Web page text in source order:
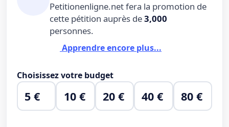
Petitionenligne.net fera la promotion de
cette pétition auprès de3,000
personnes.
Apprendre encore plus...
Choisissez votre budget
5 € 10 € 20 € 40 € 80 €